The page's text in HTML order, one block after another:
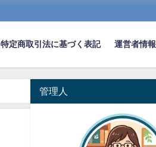
特定商取引法に基づく表記 運営者情報
管理人